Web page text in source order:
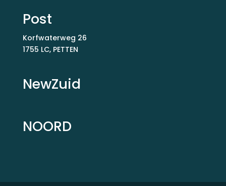
Post
Korfwaterweg 26
1755 LC, PETTEN
NewZuid
NOORD